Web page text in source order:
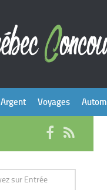
Argent Voyages